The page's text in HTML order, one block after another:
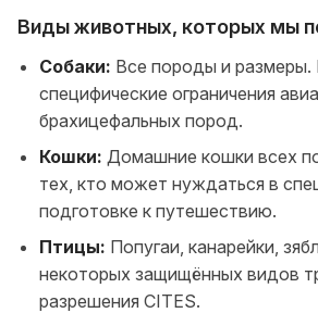
Виды животных, которых мы
Собаки: Все породы и
специфические ограничения
брахицефальных пород.
Кошки: Домашние кошки всех
тех, кто может нуждаться в
подготовке к путешествию.
Птицы: Попугаи, канарейки,
некоторых защищённых видов
разрешения CITES.